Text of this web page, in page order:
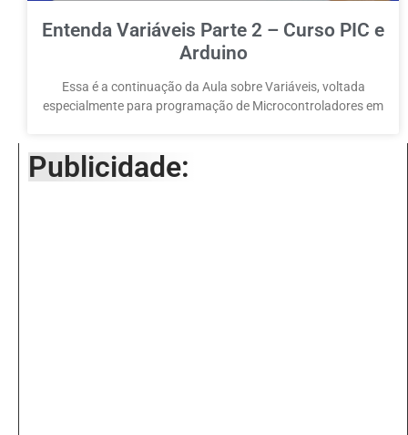
Entenda Variáveis Parte 2 – Curso PIC e
Arduino
Essa é a continuação da Aula sobre Variáveis, voltada
especialmente para programação de Microcontroladores em
Publicidade: